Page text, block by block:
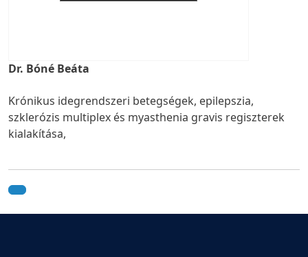
Dr. Bóné Beáta
Krónikus idegrendszeri betegségek, epilepszia,
szklerózis multiplex és myasthenia gravis regiszterek
kialakítása,